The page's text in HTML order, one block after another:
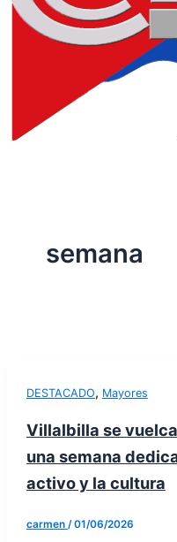
semana
DESTACADO, Mayores
Villalbilla se
una semana
activo y la cultura
carmen /01/06/2026